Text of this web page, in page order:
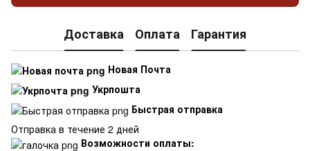
Доставка Оплата Гарантия
Новая Почта
Укрпошта
Быстрая отправка
Отправка в течение 2 дней
Возможности оплаты: